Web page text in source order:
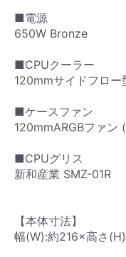
■電源
650W Bronze
■CPUクーラー
120mmサイドフロ
■ケースファン
120mmARGBファン
■CPUグリス
新和産業 SMZ-01R
【本体寸法】
幅(W):約216×高さ